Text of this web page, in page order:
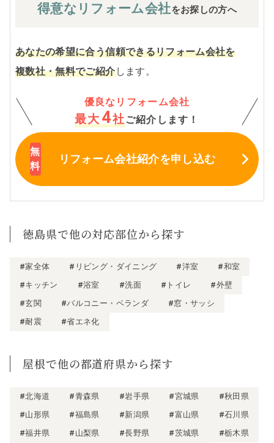
得意なリフォーム会社をお探しの方へ
あなたの希望に合う信頼できるリフォーム会社を
複数社・無料でご紹介します。
優良なリフォーム会社
最大 4社 ご紹介します！
リフォーム会社紹介を申し込む
徳島県で他の対応部位から探す
#家全体 #リビング・ダイニング #洋室
#和室
#キッチン
#浴室 #洗面 #トイレ
#外壁
#玄関
#バルコニー・ベランダ
#窓・サッシ
#耐震
#省エネ化
屋根で他の都道府県から探す
#北海道 #青森県 #岩手県 #宮城県
#秋田県
#山形県
#福島県 #新潟県 #富山県
#石川県
#福井県
#山梨県 #長野県 #茨城県
#栃木県